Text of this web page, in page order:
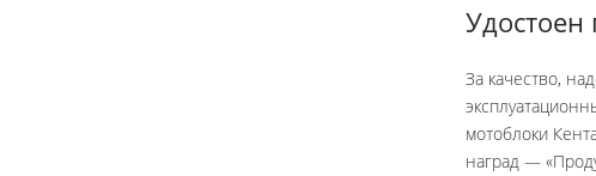
Удостоен
За качество,
мотоблоки
наград —